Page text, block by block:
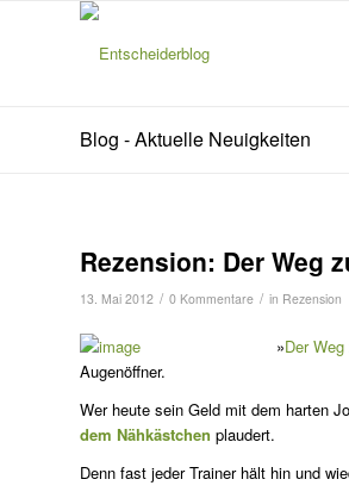
Blog - Aktuelle Neuigkeiten
Rezension: Der Weg
13. Mai 2012 / 0 Kommentare / in Rezension
»Der
Augenöffner.
Wer heute sein Geld mit dem harten
dem Nähkästchen plaudert.
Denn fast jeder Trainer hält hin und